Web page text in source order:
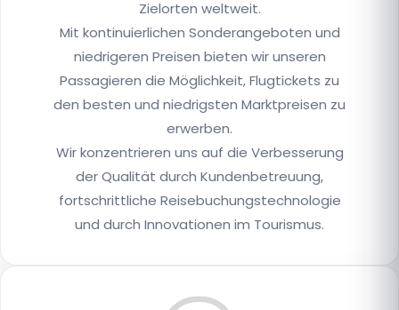
Zielorten weltweit.
Mit kontinuierlichen Sonderangeboten und
niedrigeren Preisen bieten wir unseren
Passagieren die Möglichkeit, Flugtickets zu
den besten und niedrigsten Marktpreisen zu
erwerben.
Wir konzentrieren uns auf die Verbesserung
der Qualität durch Kundenbetreuung,
fortschrittliche Reisebuchungstechnologie
und durch Innovationen im Tourismus.